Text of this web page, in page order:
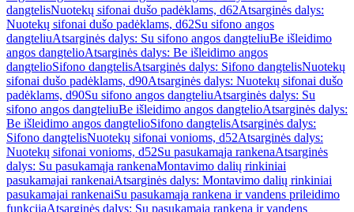
dangtelisNuotekų sifonai dušo padėklams, d62Atsarginės dalys:
Nuotekų sifonai dušo padėklams, d62Su sifono angos
dangteliuAtsarginės dalys: Su sifono angos dangteliuBe išleidimo
angos dangtelioAtsarginės dalys: Be išleidimo angos
dangtelioSifono dangtelisAtsarginės dalys: Sifono dangtelisNuotekų
sifonai dušo padėklams, d90Atsarginės dalys: Nuotekų sifonai dušo
padėklams, d90Su sifono angos dangteliuAtsarginės dalys: Su
sifono angos dangteliuBe išleidimo angos dangtelioAtsarginės dalys:
Be išleidimo angos dangtelioSifono dangtelisAtsarginės dalys:
Sifono dangtelisNuotekų sifonai vonioms, d52Atsarginės dalys:
Nuotekų sifonai vonioms, d52Su pasukamąja rankenaAtsarginės
dalys: Su pasukamąja rankenaMontavimo dalių rinkiniai
pasukamajai rankenaiAtsarginės dalys: Montavimo dalių rinkiniai
pasukamajai rankenaiSu pasukamąja rankena ir vandens prileidimo
funkcijaAtsarginės dalys: Su pasukamąja rankena ir vandens